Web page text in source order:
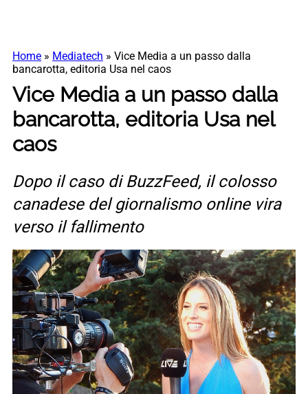
Home » Mediatech » Vice Media a un passo dalla
bancarotta, editoria Usa nel caos
Vice Media a un passo dalla
bancarotta, editoria Usa nel
caos
Dopo il caso di BuzzFeed, il colosso
canadese del giornalismo online vira
verso il fallimento